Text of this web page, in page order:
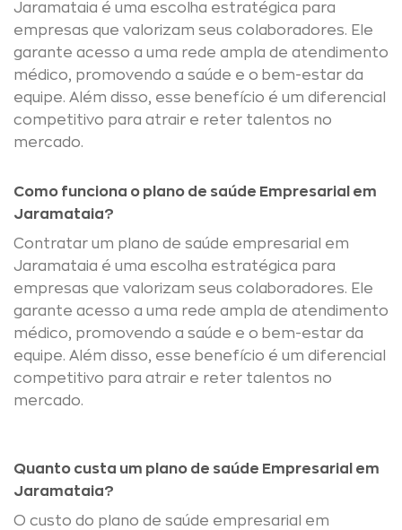
Jaramataia é uma escolha estratégica para
empresas que valorizam seus colaboradores. Ele
garante acesso a uma rede ampla de atendimento
médico, promovendo a saúde e o bem-estar da
equipe. Além disso, esse benefício é um diferencial
competitivo para atrair e reter talentos no
mercado.
Como funciona o plano de saúde Empresarial em
Jaramataia?
Contratar um plano de saúde empresarial em
Jaramataia é uma escolha estratégica para
empresas que valorizam seus colaboradores. Ele
garante acesso a uma rede ampla de atendimento
médico, promovendo a saúde e o bem-estar da
equipe. Além disso, esse benefício é um diferencial
competitivo para atrair e reter talentos no
mercado.
Quanto custa um plano de saúde Empresarial em
Jaramataia?
O custo do plano de saúde empresarial em